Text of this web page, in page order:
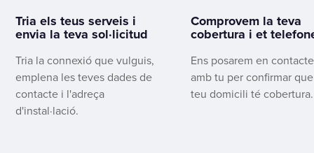
Tria els teus serveis i
envia la teva sol·licitud
Tria la connexió que vulguis,
emplena les teves dades de
contacte i l'adreça
d'instal·lació.
Comprovem la teva
cobertura i et
Ens posarem en contacte
amb tu per confirmar
teu domicili té cobertura.